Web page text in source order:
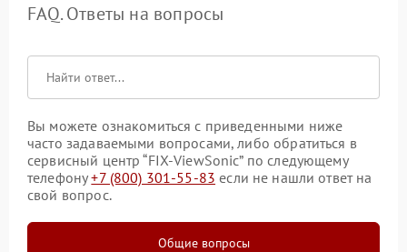
FAQ. Ответы на вопросы
Вы можете ознакомиться с приведенными ниже
часто задаваемыми вопросами, либо обратиться в
сервисный центр “FIX-ViewSonic” по следующему
телефону+7 (800) 301-55-83 если не нашли ответ на
свой вопрос.
Общие вопросы